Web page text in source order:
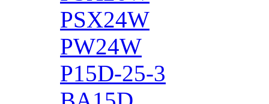
PSX24W
PW24W
P15D-25-3